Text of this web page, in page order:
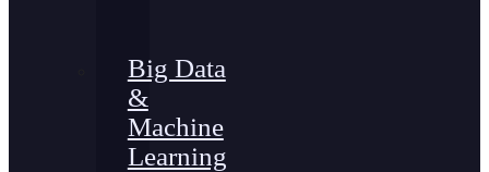
Big Data
&
Machine
Learning